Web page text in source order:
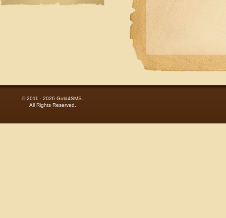
© 2011 - 2026 Gold4SMS.
All Rights Reserved.